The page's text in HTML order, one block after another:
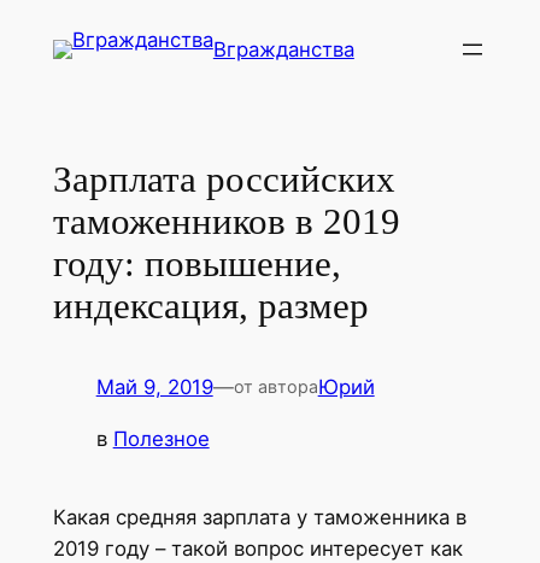
Вгражданства
Зарплата российских
таможенников в 2019
году: повышение,
индексация, размер
Май 9, 2019—от автораЮрий
в Полезное
Какая средняя зарплата у таможенника в
2019 году – такой вопрос интересует как